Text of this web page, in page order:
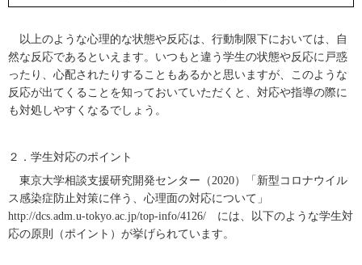
以上のような心理的な状態や反応は、行動制限下においては、自
然な反応であるといえます。いつもと違う学生の状態や反応に戸惑
ったり、心配されたりすることもあるかと思いますが、このような
反応が出てくることを知っておいていただくと、対応や指導の際に
も対処しやすくなるでしょう。
２．学生対応のポイント
東京大学相談支援研究開発センター（2020）「新型コロナウイル
ス感染症防止対策に伴う、心理面の対応について」
http://dcs.adm.u-tokyo.ac.jp/top-info/4126/ には、以下のような学生対
応の原則（ポイント）が挙げられています。